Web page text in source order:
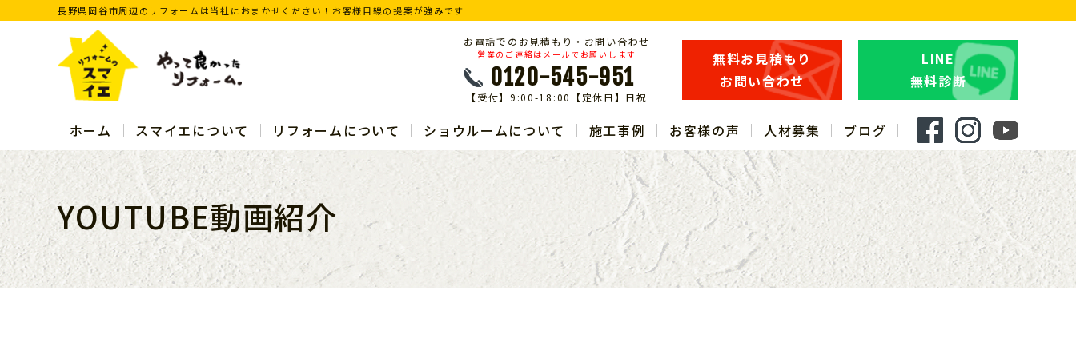
長野県岡谷市周辺のリフォームは当社におまかせください！お客様目線の提案が強みです
お電話でのお見積もり・お問い合わせ
営業のご連絡はメールでお願いします
0120-545-951
【受付】9:00-18:00【定休日】日祝
無料お見積もり
お問い合わせ
LINE
無料診断
ホーム スマイエについて リフォームについて ショウルームについて 施工事例 お客様の声 人材募集 ブログ
YOUTUBE動画紹介